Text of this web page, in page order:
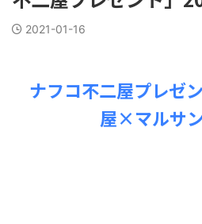
2021-01-16
ナフコ不二屋プレゼ
屋×マルサ